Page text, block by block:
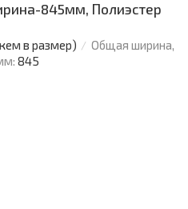
845мм, Полиэстер
в размер)
Общая ширина,
845